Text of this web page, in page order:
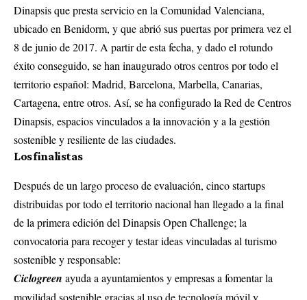
Dinapsis que presta servicio en la Comunidad Valenciana,
ubicado en Benidorm, y que abrió sus puertas por primera vez el
8 de junio de 2017. A partir de esta fecha, y dado el rotundo
éxito conseguido, se han inaugurado otros centros por todo el
territorio español: Madrid, Barcelona, Marbella, Canarias,
Cartagena, entre otros. Así, se ha configurado la Red de Centros
Dinapsis, espacios vinculados a la innovación y a la gestión
sostenible y resiliente de las ciudades.
Los finalistas
Después de un largo proceso de evaluación, cinco startups
distribuidas por todo el territorio nacional han llegado a la final
de la primera edición del Dinapsis Open Challenge; la
convocatoria para recoger y testar ideas vinculadas al turismo
sostenible y responsable:
Ciclogreen ayuda a ayuntamientos y empresas a fomentar la
movilidad sostenible gracias al uso de tecnología móvil y